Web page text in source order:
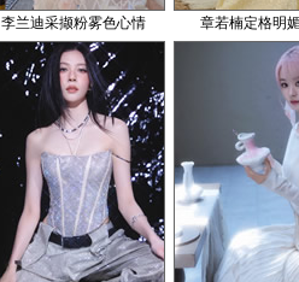
李兰迪采撷粉雾色心情 章若楠定格明